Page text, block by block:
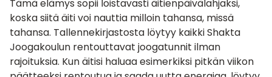
Tämä elämys sopii loistavasti äitienpäivälahjaksi,
koska siitä äiti voi nauttia milloin tahansa, missä
tahansa. Tallennekirjastosta löytyy kaikki Shakta
Joogakoulun rentouttavat joogatunnit ilman
rajoituksia. Kun äitisi haluaa esimerkiksi pitkän viikon